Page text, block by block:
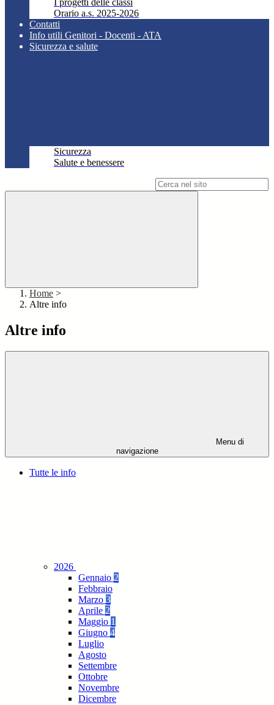
I progetti delle classi
Orario a.s. 2025-2026
Contatti
Info utili Genitori - Docenti - ATA
Sicurezza e salute
Sicurezza
Salute e benessere
Home >
Altre info
Altre info
Menu di
navigazione
Tutte le info
2026
Gennaio 2
Febbraio
Marzo 3
Aprile 2
Maggio 1
Giugno 4
Luglio
Agosto
Settembre
Ottobre
Novembre
Dicembre